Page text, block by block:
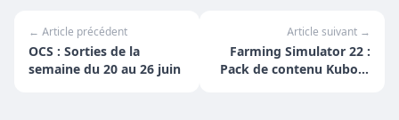
← Article précédent
OCS : Sorties de la
semaine du 20 au 26 juin
Article suivant →
Farming Simulator 22 :
Pack de contenu Kubota